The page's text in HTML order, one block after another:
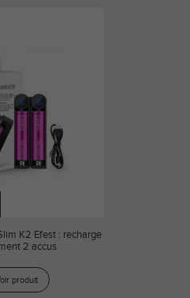
K2 Efest : recharge
2 accus
produit